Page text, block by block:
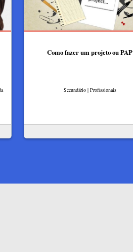
Como fazer um projeto ou PAP
Secundário | Profissionais